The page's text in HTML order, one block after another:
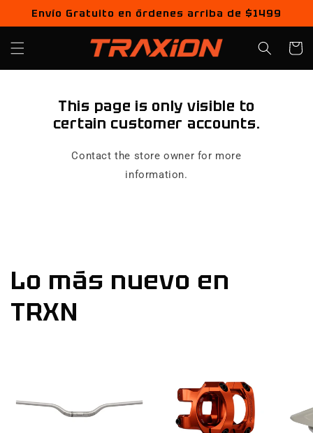
directamente
al contenido
Envío Gratuito en órdenes arriba de $1499
Carrito
This page is only visible to
certain customer accounts.
Contact the store owner for more
information.
Lo más nuevo en
TRXN